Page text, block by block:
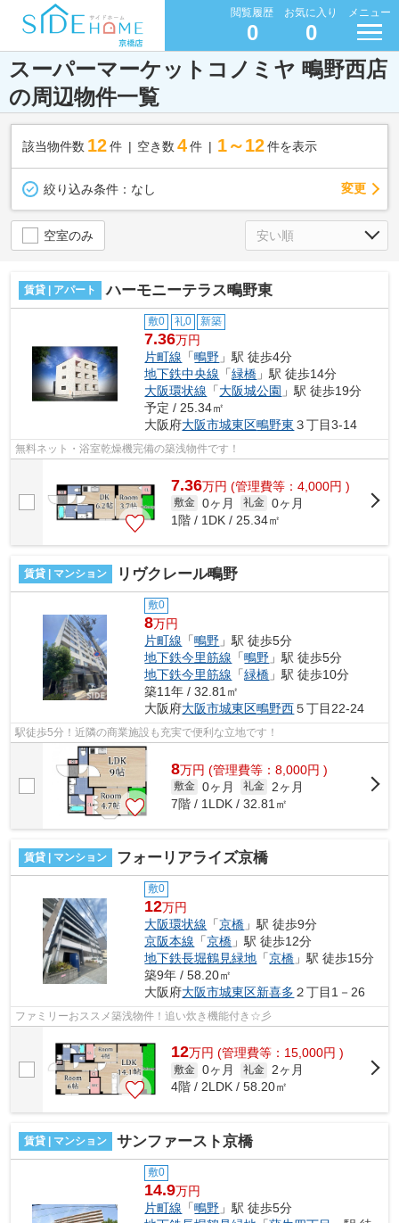
閲覧履歴
0
お気に入り
0
メニュー
スーパーマーケットコノミヤ 鴫野西店
の周辺物件一覧
該当物件数 12件 空き数 4 件 1～12 件を表示
絞り込み条件： なし 変更
空室のみ
賃貸 | アパート ハーモニーテラス鴫野東
敷0 礼0 新築
7.36万円
片町線 「鴫野 」駅 徒歩4分
地下鉄中央線 「緑橋 」駅 徒歩14分
大阪環状線 「大阪城公園 」駅 徒歩19分
予定 / 25.34㎡
大阪府大阪市城東区鴫野東 ３丁目3-14
無料ネット・浴室乾燥機完備の築浅物件です！
7.36万円 (管理費等：4,000円 )
敷金 0ヶ月 礼金 0ヶ月
1階 / 1DK / 25.34㎡
賃貸 | マンション リヴクレール鴫野
敷0
8万円
片町線 「鴫野 」駅 徒歩5分
地下鉄今里筋線 「鴫野 」駅 徒歩5分
地下鉄今里筋線 「緑橋 」駅 徒歩10分
築11年 / 32.81㎡
大阪府大阪市城東区鴫野西５丁目22-24
駅徒歩5分！近隣の商業施設も充実で便利な立地です！
8万円 (管理費等：8,000円 )
敷金 0ヶ月 礼金
2ヶ月
7階 / 1LDK / 32.81㎡
賃貸 | マンション フォーリアライズ京橋
敷0
12万円
大阪環状線 「京橋 」駅 徒歩9分
京阪本線 「京橋 」駅 徒歩12分
地下鉄長堀鶴見緑地 「京橋 」駅 徒歩15分
築9年 / 58.20㎡
大阪府大阪市城東区新喜多 ２丁目1－26
ファミリーおススメ築浅物件！追い炊き機能付き☆彡
12万円 (管理費等：15,000円 )
敷金 0ヶ月 礼金 2ヶ月
4階 / 2LDK / 58.20㎡
賃貸 | マンション サンファースト京橋
敷0
14.9万円
片町線 「鴫野 」駅 徒歩5分